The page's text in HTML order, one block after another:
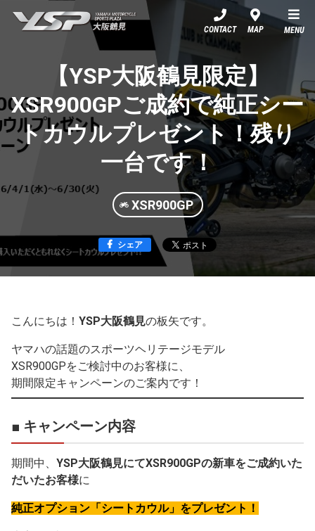
YSP大阪鶴見
CONTACT MAP MENU
【YSP大阪鶴見限定】
XSR900GPご成約で純正シー
トカウルプレゼント！残り
一台です！
XSR900GP
シェア
こんにちは！ YSP大阪鶴見の板矢です。
ヤマハの話題のスポーツヘリテージモデル
XSR900GPをご検討中のお客様に、
期間限定キャンペーンのご案内です！
■ キャンペーン内容
期間中、 YSP大阪鶴見にてXSR900GPの新車をご成約いた
だいたお客様に
純正オプション「シートカウル」をプレゼント！